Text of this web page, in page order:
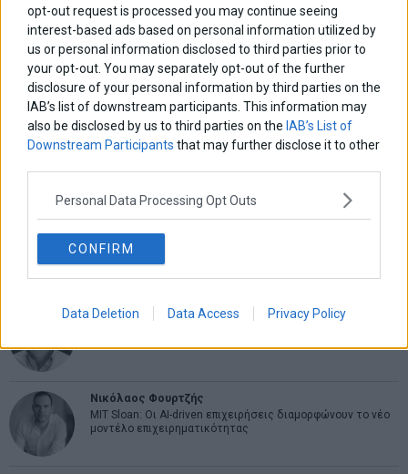
opt-out request is processed you may continue seeing
interest-based ads based on personal information utilized by
us or personal information disclosed to third parties prior to
your opt-out. You may separately opt-out of the further
disclosure of your personal information by third parties on the
IAB’s list of downstream participants. This information may
also be disclosed by us to third parties on the IAB’s List of
Downstream Participants that may further disclose it to other
Personal Data Processing Opt Outs
CONFIRM
Data Deletion Data Access Privacy Policy
ΑΡΘΡΟΓΡΑΦΟΙ
Ελευθερία Κούρταλη
Οι «τιμωροί» των ομολόγων επέστρεψαν
Εύη Φραγκάκη
Η βία κατά των ζώων δεν αντέχει βολικές ερμηνείες
Δημήτρης Καμπουράκης
Νικόλαος Φουρτζής
MIT Sloan: Οι AI-driven επιχειρήσεις διαμορφώνουν το νέο
μοντέλο επιχειρηματικότητας